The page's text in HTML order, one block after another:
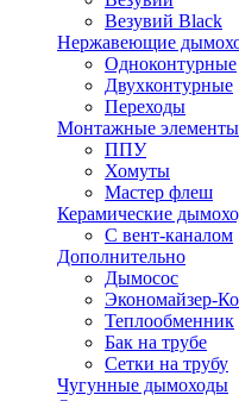
Везувий Black
Нержавеющие
Одноконтурные
Двухконтурные
Переходы
Монтажные элементы
ППУ
Хомуты
Мастер флеш
Керамические
С вент-каналом
Дополнительно
Дымосос
Экономайзер-
Теплообменник
Бак на трубе
Сетки на трубу
Чугунные дымоходы